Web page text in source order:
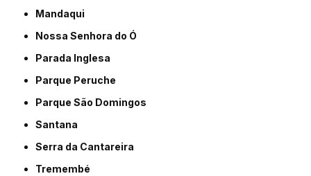
Mandaqui
Nossa Senhora do Ó
Parada Inglesa
Parque Peruche
Parque São Domingos
Santana
Serra da Cantareira
Tremembé